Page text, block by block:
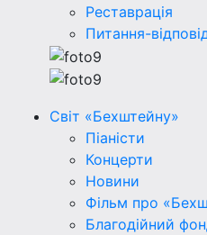
Реставрація
Питання-
Світ «Бехштейну»
Піаністи
Концерти
Новини
Фільм про
Благодійний